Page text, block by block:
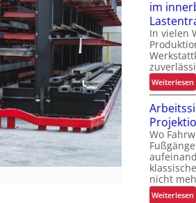
r
l
t
t
c
h
s
e
s
s
r
t
s
d
e
n
im
In vielen
Weiterlesen:
r
r
g
o
n
Wo
nicht
Weiterlesen: